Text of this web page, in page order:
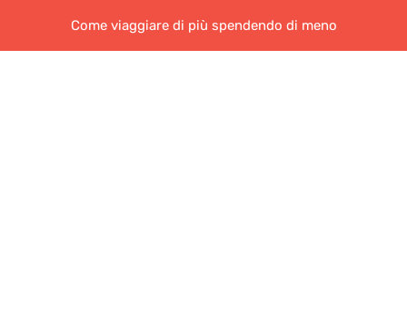
Come viaggiare di più spendendo di meno